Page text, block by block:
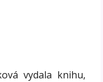
vydala knihu,